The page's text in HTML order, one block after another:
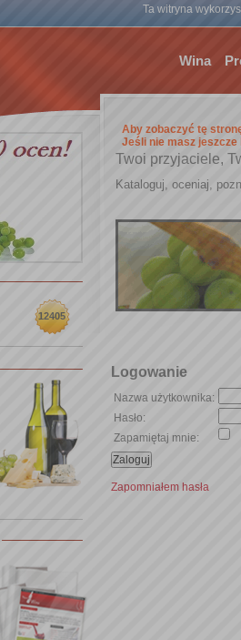
Ta witryna
Wina
12405
Aby zobaczyć tę
Jeśli nie masz jeszcze
Twoi przyjaciele,
Kataloguj, oceniaj,
Logowanie
Nazwa użytkownika:
Hasło:
Zapamiętaj mnie:
Zapomniałem hasła